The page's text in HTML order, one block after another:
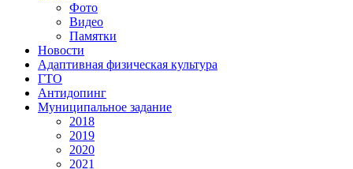
Фото
Видео
Памятки
Новости
Адаптивная физическая культура
ГТО
Антидопинг
Муниципальное задание
2018
2019
2020
2021